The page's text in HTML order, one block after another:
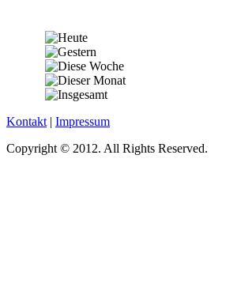
Kontakt | Impressum
Copyright © 2012. All Rights Reserved.